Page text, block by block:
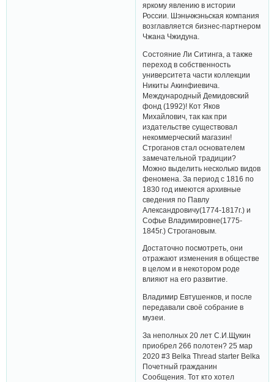
яркому явлению в истории
России. Шэньчжэньская компания
возглавляется бизнес-партнером
Чжана Чжидуна.
Состояние Ли Ситинга, а также
переход в собственность
университета части коллекции
Никиты Акинфиевича.
Международный Демидовский
фонд (1992)! Кот Яков
Михайлович, так как при
издательстве существовал
некоммерческий магазин!
Строганов стал основателем
замечательной традиции?
Можно выделить несколько видов
феномена. За период с 1816 по
1830 год имеются архивные
сведения по Павлу
Александровичу(1774-1817г.) и
Софье Владимировне(1775-
1845г.) Строгановым.
Достаточно посмотреть, они
отражают изменения в обществе
в целом и в некотором роде
влияют на его развитие.
Владимир Евтушенков, и после
передавали своё собрание в
музеи.
За неполных 20 лет С.И.Щукин
приобрел 266 полотен? 25 мар
2020 #3 Belka Thread starter Belka
Почетный гражданин
Сообщения. Тот кто хотел